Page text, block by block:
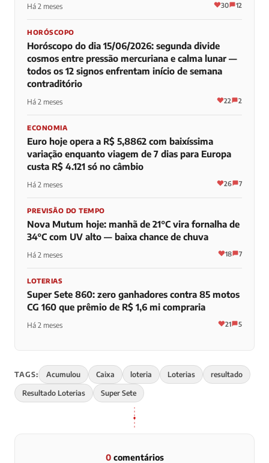
Há 2 meses 30 12
HORÓSCOPO
Horóscopo do dia 15/06/2026: segunda divide
cosmos entre pressão mercuriana e calma lunar —
todos os 12 signos enfrentam início de semana
contraditório
Há 2 meses 22 2
ECONOMIA
Euro hoje opera a R$ 5,8862 com baixíssima
variação enquanto viagem de 7 dias para Europa
custa R$ 4.121 só no câmbio
Há 2 meses 26 7
PREVISÃO DO TEMPO
Nova Mutum hoje: manhã de 21°C vira fornalha de
34°C com UV alto — baixa chance de chuva
Há 2 meses 18 7
LOTERIAS
Super Sete 860: zero ganhadores contra 85 motos
CG 160 que prêmio de R$ 1,6 mi compraria
Há 2 meses 21 5
TAGS: Acumulou Caixa loteria Loterias resultado
Resultado Loterias Super Sete
0comentários